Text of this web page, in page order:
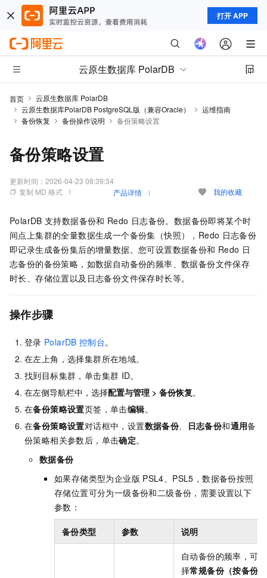
打开 APP
云原生数据库 PolarDB
首页
云原生数据库 PolarDB
云原生数据库PolarDB PostgreSQL版（兼容Oracle）
运维指南
备份恢复
备份操作说明 备份策略设置
备份策略设置
更新时间： 2026-04-23 08:39:34
复制 MD 格式
产品详情 我的收藏
PolarDB 支持数据备份和 Redo 日志备份。数据备份即将某个时
间点上集群的全量数据生成一个备份集（快照），Redo 日志备份
即记录生成备份集后的增量数据。您可设置数据备份和 Redo 日
志备份的备份策略，如数据自动备份的频率、数据备份文件保存
时长、存储位置以及日志备份文件保存时长等。
操作步骤
登录 PolarDB 控制台。
在左上角，选择集群所在地域。
找到目标集群，单击集群 ID。
在左侧导航栏中，选择配置与管理 > 备份恢复。
在备份策略设置页签，单击编辑。
在备份策略设置对话框中，设置数据备份、 日志备份和通用备
份策略相关参数后，单击确定。
数据备份
如果存储类型为企业版 PSL4、PSL5，数据备份按照
存储位置可分为一级备份和二级备份，需要设置以下
参数：
备份类型 参数 说明
自动备份的频率，可选
择常规备份（按备份周